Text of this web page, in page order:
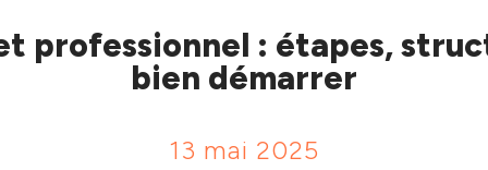
professionnel : étapes,
bien démarrer
13 mai 2025